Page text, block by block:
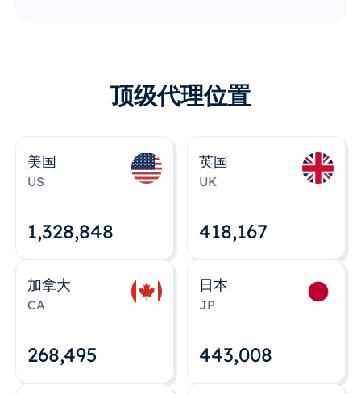
顶级代理位置
美国
US
1,328,848
英国
UK
418,167
加拿大
CA
268,495
日本
JP
443,008